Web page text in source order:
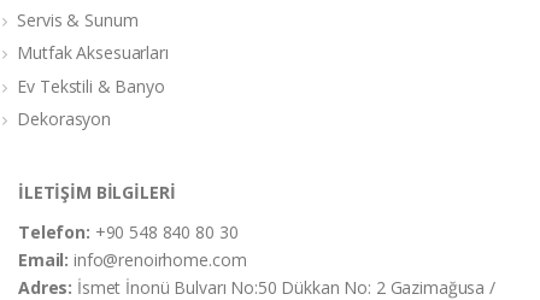
Servis & Sunum
Mutfak Aksesuarları
Ev Tekstili & Banyo
Dekorasyon
İLETİŞİM BİLGİLERİ
Telefon: +90 548 840 80 30
Email:info@renoirhome.com
Adres: İsmet İnonü Bulvarı No:50 Dükkan No: 2 Gazimağusa /